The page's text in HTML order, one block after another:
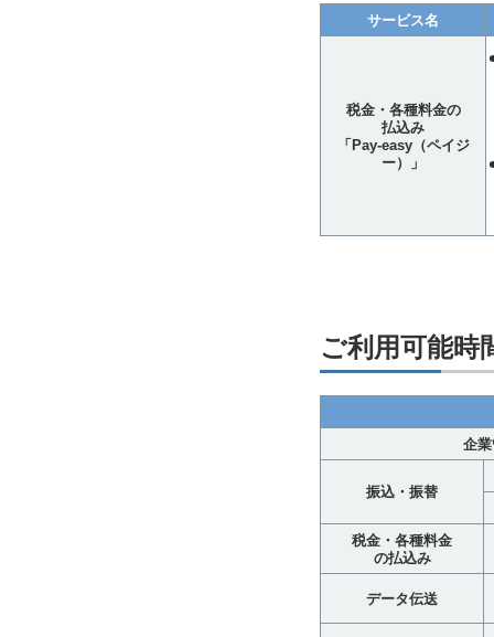
サービス名
税金・各種料金の
払込み
「Pay-easy（ペイジ
ー）」
ご利用可能時
企
振込・振替
税金・各種料金
の払込み
データ伝送